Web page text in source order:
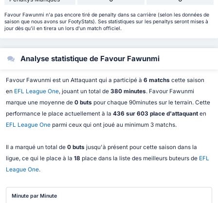
Favour Fawunmi n'a pas encore tiré de penalty dans sa carrière (selon les données de
saison que nous avons sur FootyStats). Ses statistiques sur les penaltys seront mises à
jour dès qu'il en tirera un lors d'un match officiel.
Analyse statistique de Favour Fawunmi
Favour Fawunmi est un Attaquant qui a participé à 6 matchs cette saison
en EFL League One, jouant un total de 380 minutes. Favour Fawunmi
marque une moyenne de 0 buts pour chaque 90minutes sur le terrain. Cette
performance le place actuellement à la 436 sur 603 place d'attaquanten
EFL League Oneparmi ceux qui ont joué au minimum 3 matchs.
Il a marqué un total de 0 buts jusqu'à présent pour cette saison dans la
ligue, ce qui le place à la 18 place dans la liste des meilleurs buteurs de EFL
League One.
Minute par Minute